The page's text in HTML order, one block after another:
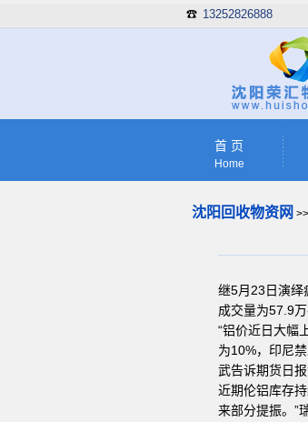
☎ 13252826888
首 页
Home
沈阳回收物资网
继5月23日演绎
成交量为57.9
“铝价近日大幅
为10%，印尼
武告诉期货日报
近期伦铝库存
来部分提振。”